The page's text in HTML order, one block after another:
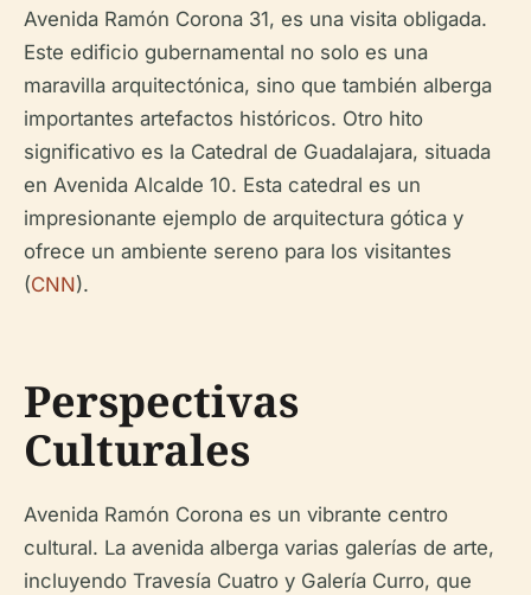
Avenida Ramón Corona 31, es una visita obligada.
Este edificio gubernamental no solo es una
maravilla arquitectónica, sino que también alberga
importantes artefactos históricos. Otro hito
significativo es la Catedral de Guadalajara, situada
en Avenida Alcalde 10. Esta catedral es un
impresionante ejemplo de arquitectura gótica y
ofrece un ambiente sereno para los visitantes
(CNN).
Perspectivas
Culturales
Avenida Ramón Corona es un vibrante centro
cultural. La avenida alberga varias galerías de arte,
incluyendo Travesía Cuatro y Galería Curro, que